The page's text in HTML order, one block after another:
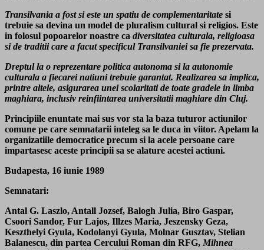
Transilvania a fost si este un spatiu de complementaritate si
trebuie sa devina un model de pluralism cultural si religios. Este
in folosul popoarelor noastre ca diversitatea culturala, religioasa
si de traditii care a facut specificul Transilvaniei sa fie prezervata.
Dreptul la o reprezentare politica autonoma si la autonomie
culturala a fiecarei natiuni trebuie garantat. Realizarea sa implica,
printre altele, asigurarea unei scolaritati de toate gradele in limba
maghiara, inclusiv reinfiintarea universitatii maghiare din Cluj.
Principiile enuntate mai sus vor sta la baza tuturor actiunilor
comune pe care semnatarii inteleg sa le duca in viitor. Apelam la
organizatiile democratice precum si la acele persoane care
impartasesc aceste principii sa se alature acestei actiuni.
Budapesta, 16 iunie 1989
Semnatari:
Antal G. Laszlo, Antall Jozsef, Balogh Julia, Biro Gaspar,
Csoori Sandor, Fur Lajos, Illzes Maria, Jeszensky Geza,
Keszthelyi Gyula, Kodolanyi Gyula, Molnar Gusztav, Stelian
Balanescu, din partea Cercului Roman din RFG, Mihnea